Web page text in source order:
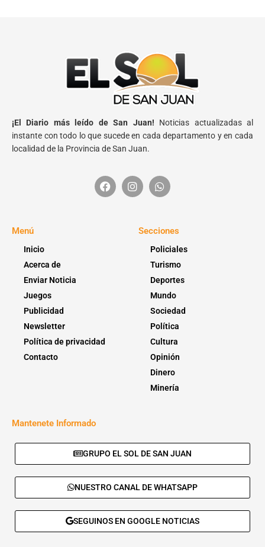
¡El Diario más leído de San Juan! Noticias actualizadas al
instante con todo lo que sucede en cada departamento y en cada
localidad de la Provincia de San Juan.
Menú
Inicio
Acerca de
Enviar Noticia
Juegos
Publicidad
Newsletter
Política de privacidad
Contacto
Secciones
Policiales
Turismo
Deportes
Mundo
Sociedad
Política
Cultura
Opinión
Dinero
Minería
Mantenete Informado
GRUPO EL SOL DE SAN JUAN
NUESTRO CANAL DE WHATSAPP
SEGUINOS EN GOOGLE NOTICIAS